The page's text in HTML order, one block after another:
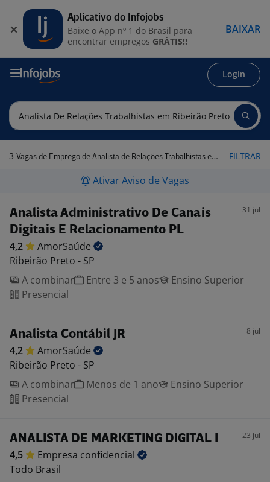
Login
3 Vagas de Emprego de Analista de Relações Trabalhistas em Ribeirão Preto - SP FILTRAR
Ativar Aviso de Vagas
Analista Administrativo De Canais
Digitais E Relacionamento PL
31 jul
4,2
AmorSaúde
Ribeirão Preto - SP
A combinar
Entre 3 e 5 anos
Ensino Superior
Presencial
Analista Contábil JR 8 jul
4,2
AmorSaúde
Ribeirão Preto - SP
A combinar
Menos de 1 ano
Ensino Superior
Presencial
ANALISTA DE MARKETING DIGITAL I 23 jul
4,5 Empresa confidencial
Todo Brasil
Aplicativo do Infojobs
Baixe o App nº 1 do Brasil para
encontrar empregos GRÁTIS!!
BAIXAR